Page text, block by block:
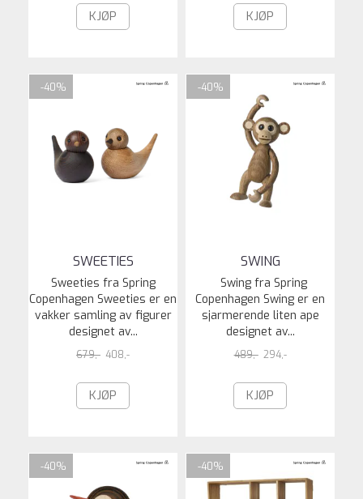
KJØP KJØP
-40%
SWEETIES
Sweeties fra Spring
Copenhagen Sweeties er en
vakker samling av figurer
designet av...
679,- 408,-
KJØP
-40%
SWING
Swing fra Spring
Copenhagen Swing er en
sjarmerende liten ape
designet av...
489,- 294,-
KJØP
-40% -40%